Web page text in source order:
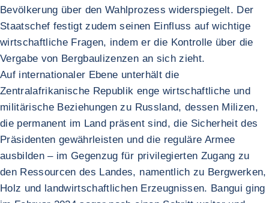
Bevölkerung über den Wahlprozess widerspiegelt. Der
Staatschef festigt zudem seinen Einfluss auf wichtige
wirtschaftliche Fragen, indem er die Kontrolle über die
Vergabe von Bergbaulizenzen an sich zieht.
Auf internationaler Ebene unterhält die
Zentralafrikanische Republik enge wirtschaftliche und
militärische Beziehungen zu Russland, dessen Milizen,
die permanent im Land präsent sind, die Sicherheit des
Präsidenten gewährleisten und die reguläre Armee
ausbilden – im Gegenzug für privilegierten Zugang zu
den Ressourcen des Landes, namentlich zu Bergwerken,
Holz und landwirtschaftlichen Erzeugnissen. Bangui ging